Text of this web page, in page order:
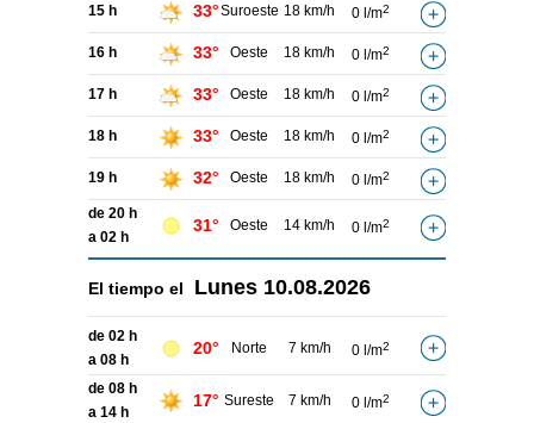
15 h 33°Suroeste 18 km/h 0 l/m2
16 h 33° Oeste 18 km/h 0 l/m2
17 h 33° Oeste 18 km/h 0 l/m2
18 h 33° Oeste 18 km/h 0 l/m2
19 h 32° Oeste 18 km/h 0 l/m2
de 20 h
a 02 h
31° Oeste 14 km/h 0 l/m2
El tiempo el Lunes 10.08.2026
de 02 h
a 08 h
20° Norte 7 km/h 0 l/m2
de 08 h
a 14 h
17° Sureste 7 km/h 0 l/m2